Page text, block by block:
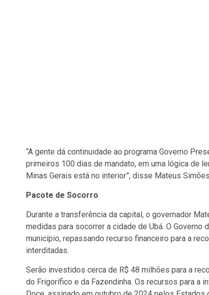
“A gente dá continuidade ao programa Governo
primeiros 100 dias de mandato, em uma lógica de
Minas Gerais está no interior”, disse Mateus
Pacote de Socorro
Durante a transferência da capital, o governador
medidas para socorrer a cidade de Ubá. O
município, repassando recurso financeiro para a
interditadas.
Serão investidos cerca de R$ 48 milhões para a
do Frigorífico e da Fazendinha. Os recursos para a